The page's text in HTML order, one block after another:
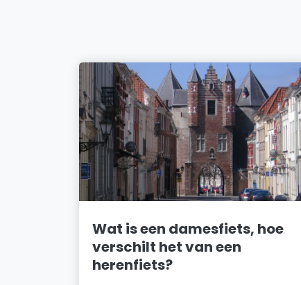
Wat is een damesfiets, hoe
verschilt het van een
herenfiets?